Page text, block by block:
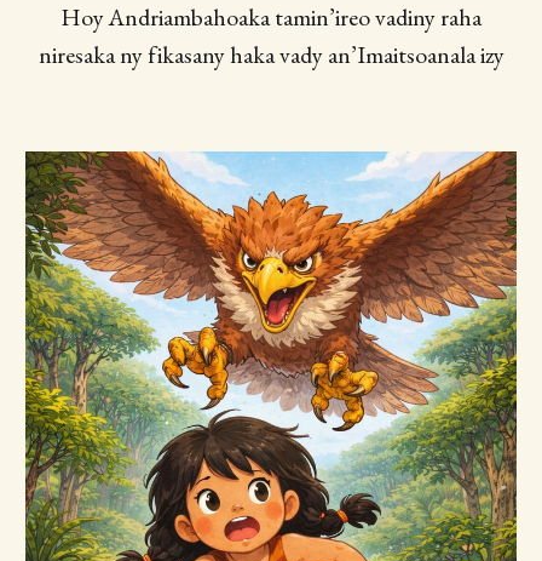
Hoy ​Andriambahoaka​ tamin’ireo vadiny raha
niresaka ny fikasany haka vady an’Imaitsoanala​ izy